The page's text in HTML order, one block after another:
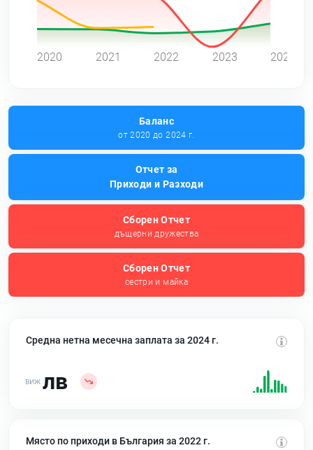
2020 2021 2022 2023 2024
Баланс
от 2020 до 2024 г.
Отчет за
Приходи и Разходи
Сборен Отчет
дъщерни дружества
Сборен Отчет
сестри и майка
Средна нетна месечна заплата за 2024 г.
лв
Място по приходи в България за 2022 г.